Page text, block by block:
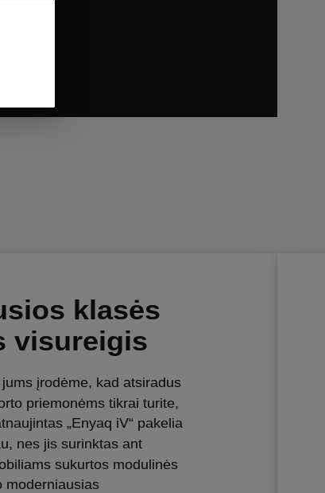
klasės
visureigis
įrodėme, kad atsiradus
priemonėms tikrai turite,
„Enyaq iV“ pakelia
nes jis surinktas ant
sukurtos modulinės
moderniausias